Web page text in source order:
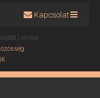
Kapcsolat
Limited